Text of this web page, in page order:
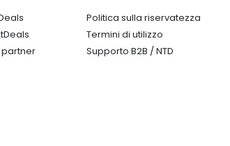
Politica sulla riservatezza
Termini di utilizzo
Supporto B2B / NTD